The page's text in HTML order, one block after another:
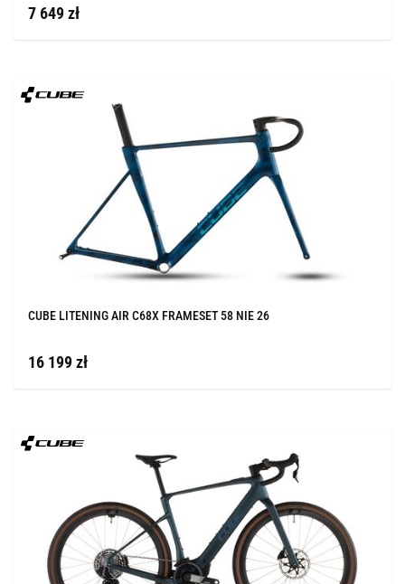
7 649 zł
CUBE LITENING AIR C68X FRAMESET 58 NIE 26
16 199 zł